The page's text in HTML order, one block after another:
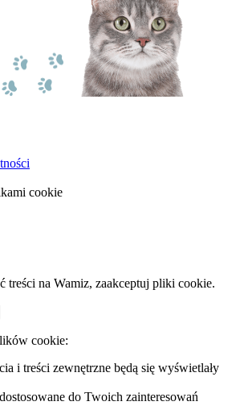
cookie
treści na Wamiz, zaakceptuj pliki cookie.
cookie:
i treści zewnętrzne będą się wyświetlały
do Twoich zainteresowań